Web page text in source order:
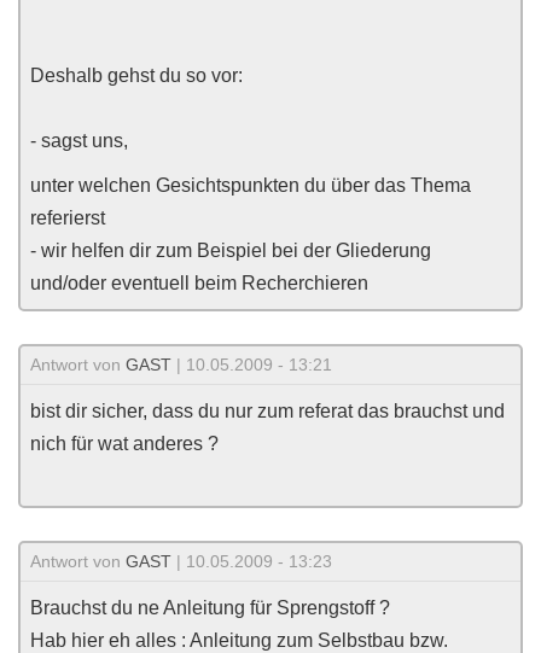
Deshalb gehst du so vor:
- sagst uns,
unter welchen Gesichtspunkten du über das Thema
referierst
- wir helfen dir zum Beispiel bei der Gliederung
und/oder eventuell beim Recherchieren
Antwort von GAST | 10.05.2009 - 13:21
bist dir sicher, dass du nur zum referat das brauchst und
nich für wat anderes ?
Antwort von GAST | 10.05.2009 - 13:23
Brauchst du ne Anleitung für Sprengstoff ?
Hab hier eh alles : Anleitung zum Selbstbau bzw.